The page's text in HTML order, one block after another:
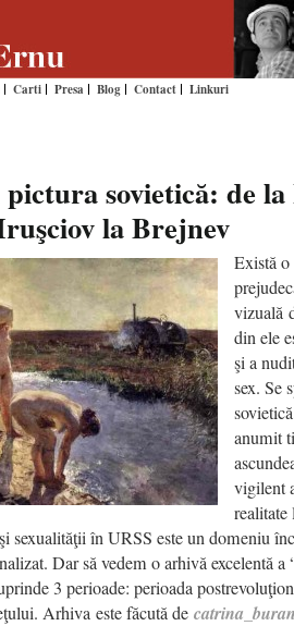
Carti Presa Blog Contact Linkuri
sovietică: de
la Brejnev
Există
vizuală
din ele
şi a
sex. Se
anumit
vigilent
realitate
sexualităţii în URSS este un domeniu
Dar să vedem o arhivă excelentă
3 perioade: perioada
Arhiva este făcută de